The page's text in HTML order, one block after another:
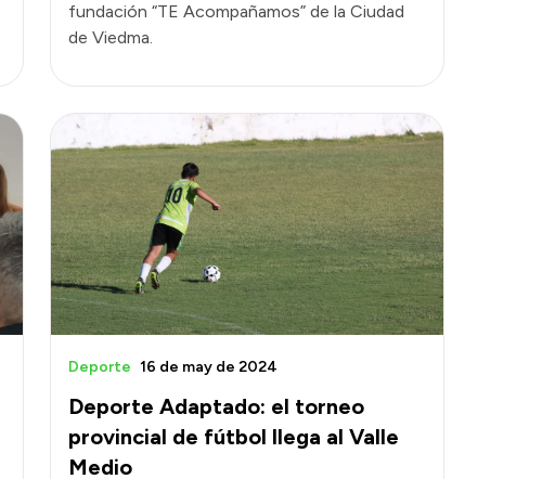
fundación “TE Acompañamos” de la Ciudad
de Viedma.
Deporte Adaptado: el torneo
provincial de fútbol llega al Valle
Medio
Deporte 16 de may de 2024